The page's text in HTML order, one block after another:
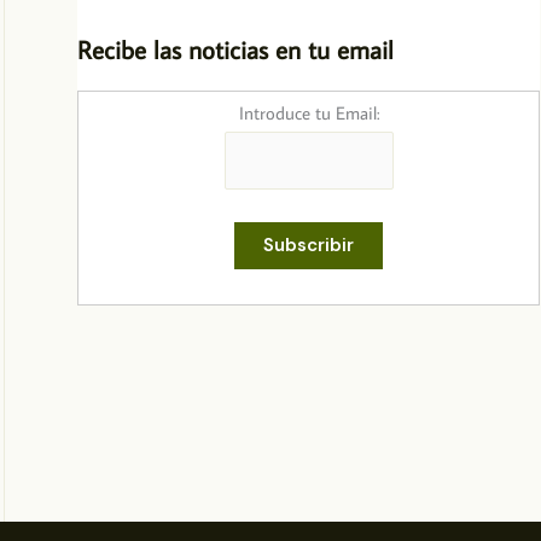
Recibe las noticias en tu email
Introduce tu Email: